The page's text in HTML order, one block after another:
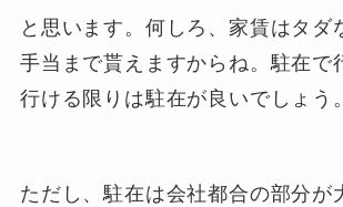
と思います。何しろ、家賃はタダ
手当まで貰えますからね。駐在で
行ける限りは駐在が良いでしょう。
ただし、駐在は会社都合の部分が